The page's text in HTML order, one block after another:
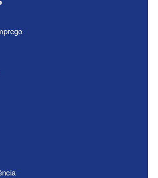
2026 - Senado: Novo
Carneiro e Pastor Jader
suplência de Major Fábio